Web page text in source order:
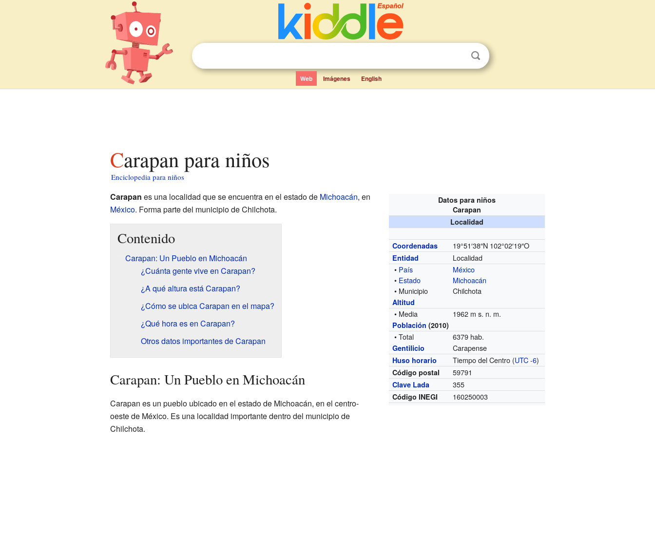
Web Imágenes English
Carapan para niños
Enciclopedia para niños
Datos para niños
Carapan
Localidad
Coordenadas 19°51′38″N 102°02′19″O
Entidad
Localidad
• País
México
• Estado
Michoacán
• Municipio
Chilchota
Altitud
• Media 1962 m s. n. m.
Población (2010)
• Total 6379 hab.
Gentilicio Carapense
Huso horario Tiempo del Centro (UTC -6)
Código postal 59791
Clave Lada 355
Código INEGI 160250003
Carapan es una localidad que se encuentra en el estado de Michoacán, en
México. Forma parte del municipio de Chilchota.
Contenido
Carapan: Un Pueblo en Michoacán
¿Cuánta gente vive en Carapan?
¿A qué altura está Carapan?
¿Cómo se ubica Carapan en el mapa?
¿Qué hora es en Carapan?
Otros datos importantes de Carapan
Carapan: Un Pueblo en Michoacán
Carapan es un pueblo ubicado en el estado de Michoacán, en el centro-
oeste de México. Es una localidad importante dentro del municipio de
Chilchota.